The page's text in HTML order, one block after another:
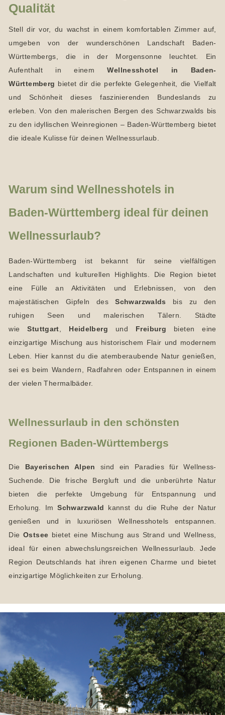
Qualität
Stell dir vor, du wachst in einem komfortablen Zimmer auf,
umgeben von der wunderschönen Landschaft Baden-
Württembergs, die in der Morgensonne leuchtet. Ein
Aufenthalt in einemWellnesshotel in Baden-
Württemberg bietet dir die perfekte Gelegenheit, die Vielfalt
und Schönheit dieses faszinierenden Bundeslands zu
erleben. Von den malerischen Bergen des Schwarzwalds bis
zu den idyllischen Weinregionen – Baden-Württemberg bietet
die ideale Kulisse für deinen Wellnessurlaub.
Warum sind Wellnesshotels in
Baden-Württemberg ideal für deinen
Wellnessurlaub?
Baden-Württemberg ist bekannt für seine vielfältigen
Landschaften und kulturellen Highlights. Die Region bietet
eine Fülle an Aktivitäten und Erlebnissen, von den
majestätischen Gipfeln desSchwarzwalds
bis zu den
ruhigen Seen und malerischen Tälern. Städte
wieStuttgart Heidelberg und Freiburg bieten eine
einzigartige Mischung aus historischem Flair und modernem
Leben. Hier kannst du die atemberaubende Natur genießen,
sei es beim Wandern, Radfahren oder Entspannen in einem
der vielen Thermalbäder.
Wellnessurlaub in den schönsten
Regionen Baden-Württembergs
Die Bayerischen Alpen
sind ein Paradies für Wellness-
Suchende. Die frische Bergluft und die unberührte Natur
bieten die perfekte Umgebung für Entspannung und
Erholung. ImSchwarzwald
kannst du die Ruhe der Natur
genießen und in luxuriösen Wellnesshotels entspannen.
DieOstsee bietet eine Mischung aus Strand und Wellness,
ideal für einen abwechslungsreichen Wellnessurlaub. Jede
Region Deutschlands hat ihren eigenen Charme und bietet
einzigartige Möglichkeiten zur Erholung.